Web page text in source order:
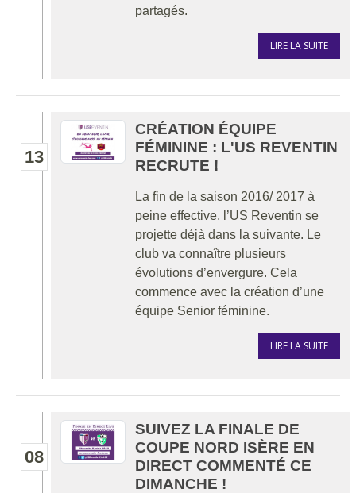
partagés.
LIRE LA SUITE
13
CRÉATION ÉQUIPE
FÉMININE : L'US REVENTIN
RECRUTE !
La fin de la saison 2016/ 2017 à
peine effective, l’US Reventin se
projette déjà dans la suivante. Le
club va connaître plusieurs
évolutions d’envergure. Cela
commence avec la création d’une
équipe Senior féminine.
LIRE LA SUITE
08
SUIVEZ LA FINALE DE
COUPE NORD ISÈRE EN
DIRECT COMMENTÉ CE
DIMANCHE !